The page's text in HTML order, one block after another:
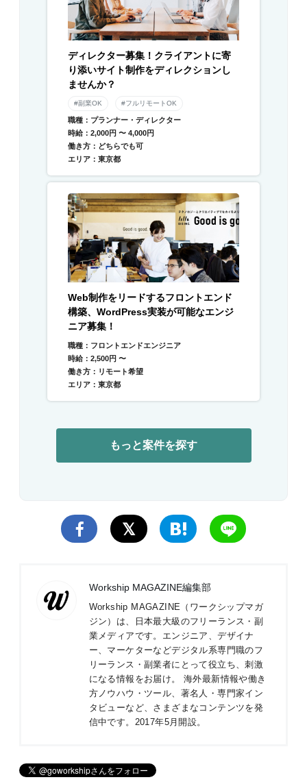
ディレクター募集！クライアントに寄
り添いサイト制作をディレクションし
ませんか？
#副業OK #フルリモートOK
職種：プランナー・ディレクター
時給：2,000円 〜 4,000円
働き方：どちらでも可
エリア：東京都
Web制作をリードするフロントエンド
構築、WordPress実装が可能なエンジ
ニア募集！
職種：フロントエンドエンジニア
時給：2,500円 〜
働き方：リモート希望
エリア：東京都
もっと案件を探す
Workship MAGAZINE編集部
Workship MAGAZINE（ワークシップマガ
ジン）は、日本最大級のフリーランス・副
業メディアです。エンジニア、デザイナ
ー、マーケターなどデジタル系専門職のフ
リーランス・副業者にとって役立ち、刺激
になる情報をお届け。 海外最新情報や働き
方ノウハウ・ツール、著名人・専門家イン
タビューなど、さまざまなコンテンツを発
信中です。2017年5月開設。